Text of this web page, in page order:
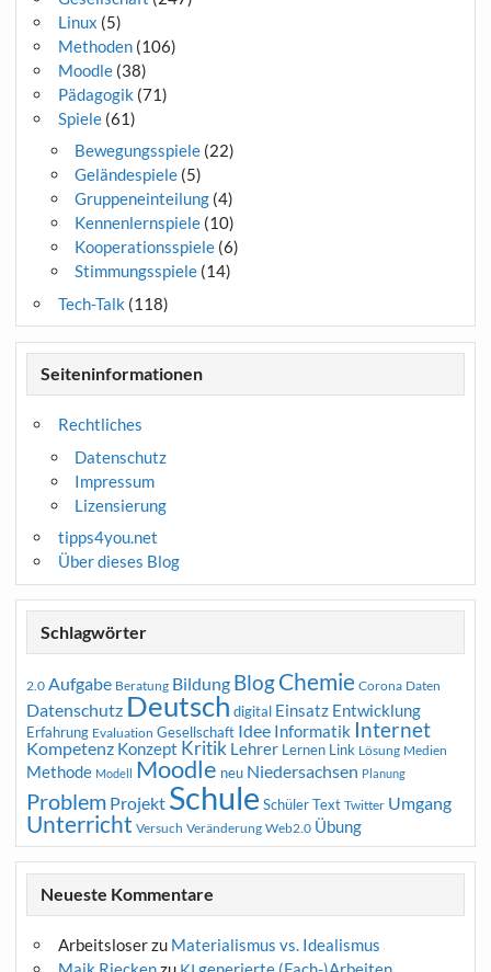
Linux (5)
Methoden(106)
Moodle(38)
Pädagogik (71)
Spiele(61)
Bewegungsspiele(22)
Geländespiele(5)
Gruppeneinteilung(4)
Kennenlernspiele(10)
Kooperationsspiele(6)
Stimmungsspiele(14)
Tech-Talk (118)
Seiteninformationen
Rechtliches
Datenschutz
Impressum
Lizensierung
tipps4you.net
Über dieses Blog
Schlagwörter
2.0 Aufgabe Beratung Bildung BlogChemie Corona Daten
Datenschutz Deutsch digital Einsatz Entwicklung
Erfahrung Evaluation Gesellschaft Idee Informatik Internet
Kompetenz Konzept Kritik Lehrer Lernen Link Lösung Medien
Methode Modell Moodle neu Niedersachsen Planung
Problem Projekt Schule Schüler Text Twitter Umgang
Unterricht Versuch Veränderung Web2.0 Übung
Neueste Kommentare
Arbeitsloserzu Materialismus vs. Idealismus